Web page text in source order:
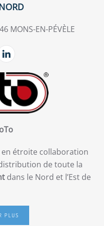
MONS-EN-PÉVÈLE
étroite collaboration
de toute la
dans le Nord et l’Est de
PLUS